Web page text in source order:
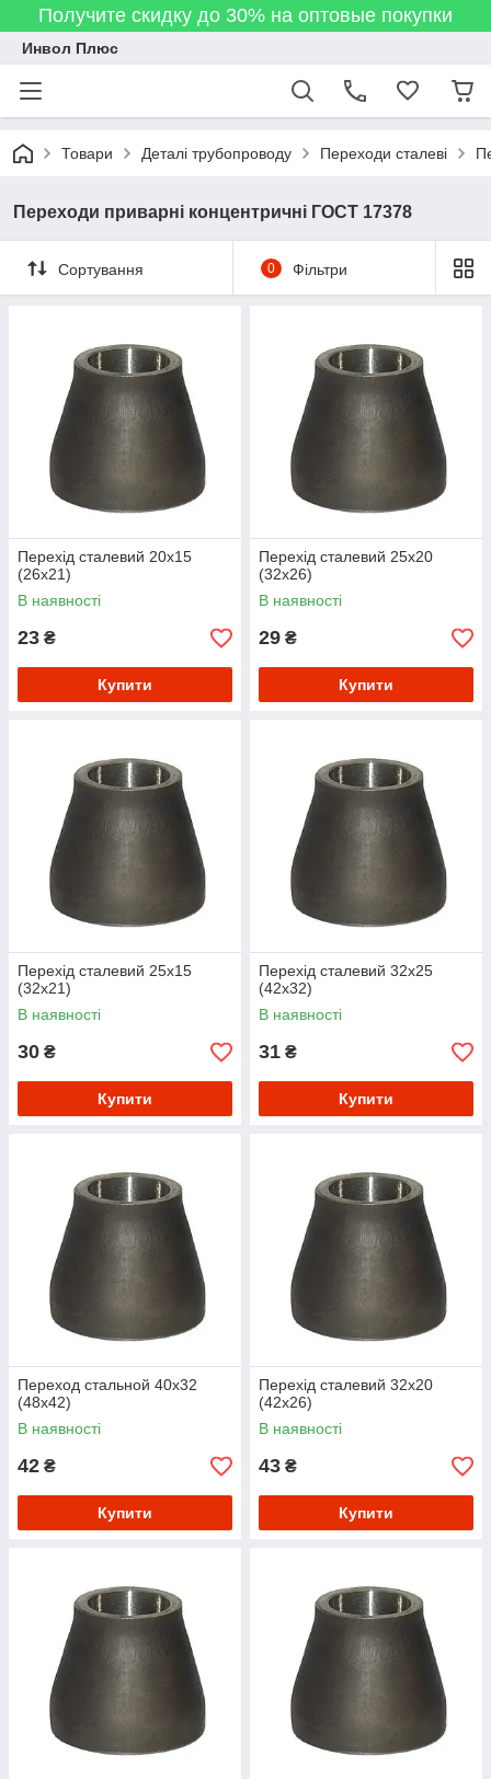
Получите скидку до 30% на оптовые покупки
Инвол Плюс
Товари Деталі трубопроводу Переходи сталеві
Переходи приварні концентричні ГОСТ 17378
Сортування 0 Фільтри
Перехід сталевий 20х15
(26х21)
В наявності
23 ₴
Купити
Перехід сталевий 25х20
(32х26)
В наявності
29 ₴
Купити
Перехід сталевий 25х15
(32х21)
В наявності
30 ₴
Купити
Перехід сталевий 32х25
(42х32)
В наявності
31 ₴
Купити
Переход стальной 40х32
(48х42)
В наявності
42 ₴
Купити
Перехід сталевий 32х20
(42х26)
В наявності
43 ₴
Купити